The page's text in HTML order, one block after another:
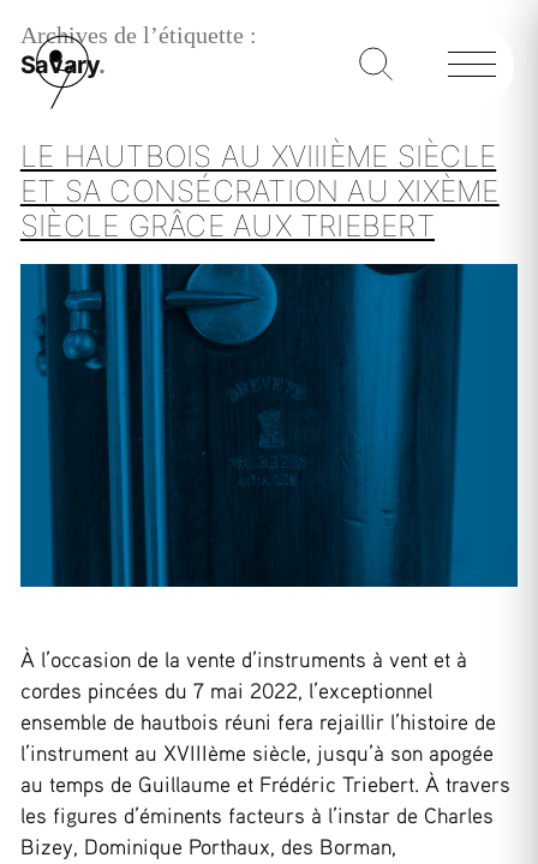
Archives de l’étiquette :
Savary
LE HAUTBOIS AU XVIIIÈME SIÈCLE
ET SA CONSÉCRATION AU XIXÈME
SIÈCLE GRÂCE AUX TRIEBERT
À l’occasion de la vente d’instruments à vent et à
cordes pincées du 7 mai 2022, l’exceptionnel
ensemble de hautbois réuni fera rejaillir l’histoire de
l’instrument au XVIIIème siècle, jusqu’à son apogée
au temps de Guillaume et Frédéric Triebert. À travers
les figures d’éminents facteurs à l’instar de Charles
Bizey, Dominique Porthaux, des Borman,